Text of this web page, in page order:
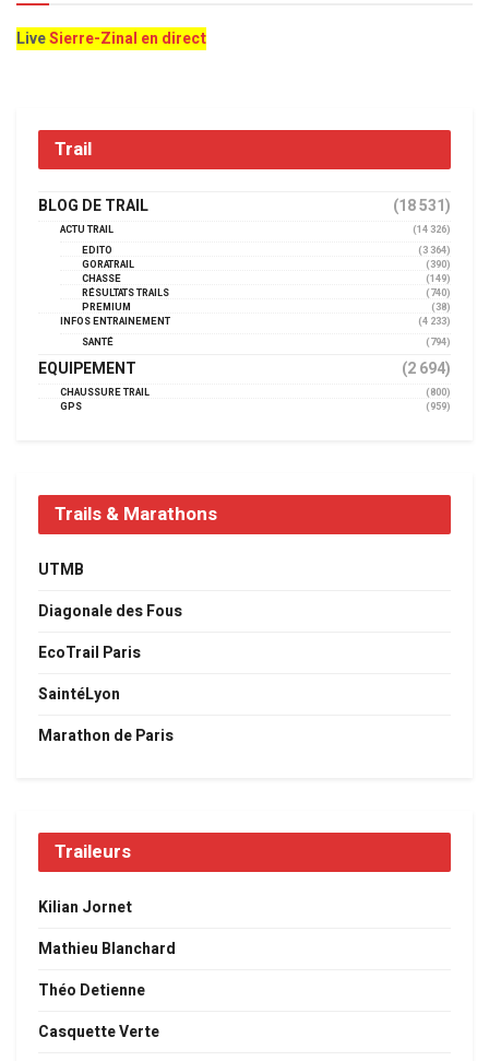
LiveSierre-Zinal en direct
Trail
BLOG DE TRAIL (18 531)
ACTU TRAIL
(14 326)
EDITO
(3 364)
GORATRAIL
(390)
CHASSE
(149)
RÉSULTATS TRAILS
(740)
PREMIUM
(38)
INFOS ENTRAINEMENT
(4 233)
SANTÉ
(794)
EQUIPEMENT (2 694)
CHAUSSURE TRAIL
(800)
GPS
(959)
Trails & Marathons
UTMB
Diagonale des Fous
EcoTrail Paris
SaintéLyon
Marathon de Paris
Traileurs
Kilian Jornet
Mathieu Blanchard
Théo Detienne
Casquette Verte